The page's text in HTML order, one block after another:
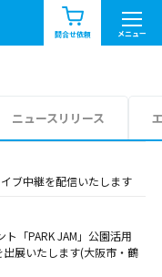
問合せ依頼 メニュー
お知らせ一覧
ニュースリリース
ブ中継を配信いたします
「PARK JAM」公園活用
展いたします(大阪市・鶴